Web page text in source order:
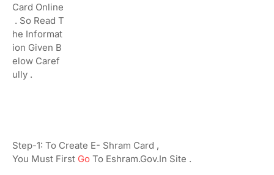
Card Online
. So Read T
He Informat
Ion Given B
Elow Caref
Ully .
Step-1: To Create E- Shram Card ,
You Must First Go To Eshram.gov.in Site .